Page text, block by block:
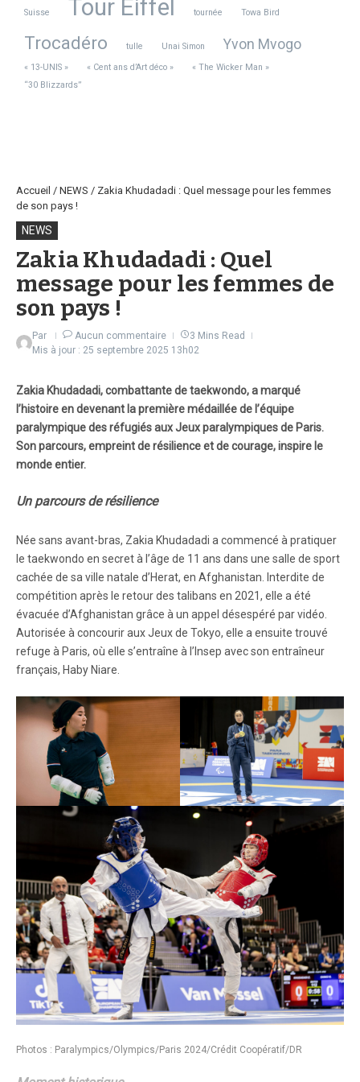
Suisse Tour Eiffel tournée Towa Bird
Trocadéro tulle Unai Simon Yvon Mvogo
« 13-UNIS » « Cent ans d’Art déco »
« The Wicker Man »
“30 Blizzards”
Accueil / NEWS / Zakia Khudadadi : Quel message pour les femmes
de son pays !
NEWS
Zakia Khudadadi : Quel
message pour les femmes de
son pays !
Par Aucun commentaire
3 Mins Read
Mis à jour : 25 septembre 2025 13h02
Zakia Khudadadi, combattante de taekwondo, a marqué
l’histoire en devenant la première médaillée de l’équipe
paralympique des réfugiés aux Jeux paralympiques de Paris.
Son parcours, empreint de résilience et de courage, inspire le
monde entier.
Un parcours de résilience
Née sans avant-bras, Zakia Khudadadi a commencé à pratiquer
le taekwondo en secret à l’âge de 11 ans dans une salle de sport
cachée de sa ville natale d’Herat, en Afghanistan. Interdite de
compétition après le retour des talibans en 2021, elle a été
évacuée d’Afghanistan grâce à un appel désespéré par vidéo.
Autorisée à concourir aux Jeux de Tokyo, elle a ensuite trouvé
refuge à Paris, où elle s’entraîne à l’Insep avec son entraîneur
français, Haby Niare.
Photos : Paralympics/Olympics/Paris 2024/Crédit Coopératif/DR